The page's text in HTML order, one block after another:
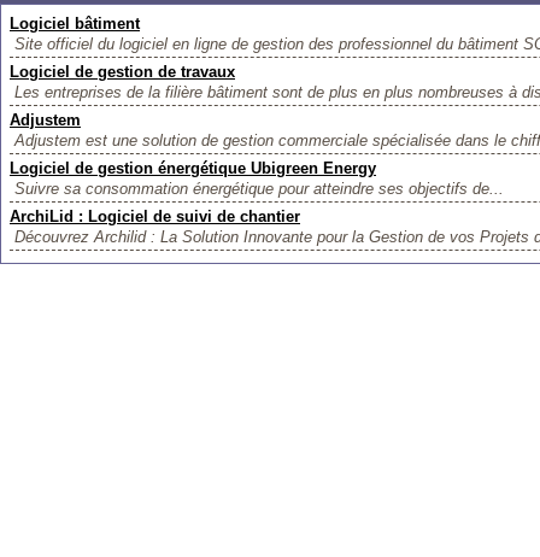
Logiciel bâtiment
Site officiel du logiciel en ligne de gestion des professionnel du bâtiment
Logiciel de gestion de travaux
Les entreprises de la filière bâtiment sont de plus en plus nombreuses à
Adjustem
Adjustem est une solution de gestion commerciale spécialisée dans le
Logiciel de gestion énergétique Ubigreen Energy
Suivre sa consommation énergétique pour atteindre ses objectifs de...
ArchiLid : Logiciel de suivi de chantier
Découvrez Archilid : La Solution Innovante pour la Gestion de vos Projets